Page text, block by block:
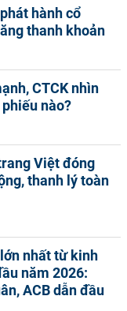
hành cổ
thanh khoản
CTCK nhìn
nào?
Việt đóng
thanh lý toàn
nhất từ kinh
năm 2026:
ACB dẫn đầu